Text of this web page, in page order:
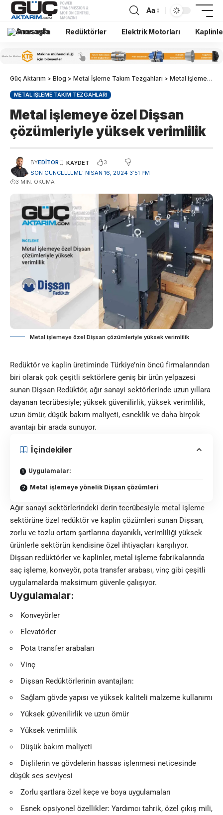
Aa
Anasayfa Redüktörler Elektrik Motorları
Güç Aktarım > Blog > Metal İşleme Takım Tezgahları > Metal işlemeye özel Dişsan çözümleriyle yüksek verimlilik
METAL İŞLEME TAKIM TEZGAHLARI
Metal işlemeye özel Dişsan
çözümleriyle yüksek verimlilik
SON GÜNCELLEME: NISAN 16, 2024 3:51 PM
BYEDITOR 3
3 MIN. OKUMA
Metal işlemeye özel Dişsan çözümleriyle yüksek verimlilik
Redüktör ve kaplin üretiminde Türkiye’nin öncü firmalarından
biri olarak çok çeşitli sektörlere geniş bir ürün yelpazesi
sunan Dişsan Redüktör, ağır sanayi sektörlerinde uzun yıllara
dayanan tecrübesiyle; yüksek güvenilirlik, yüksek verimlilik,
uzun ömür, düşük bakım maliyeti, esneklik ve daha birçok
avantajı bir arada sunuyor.
İçindekiler
Uygulamalar:
Metal işlemeye yönelik Dişsan çözümleri
Ağır sanayi sektörlerindeki derin tecrübesiyle metal işleme
sektörüne özel redüktör ve kaplin çözümleri sunan Dişsan,
zorlu ve tozlu ortam şartlarına dayanıklı, verimliliği yüksek
ürünlerle sektörün kendisine özel ihtiyaçları karşılıyor.
Dişsan redüktörler ve kaplinler, metal işleme fabrikalarında
saç işleme, konveyör, pota transfer arabası, vinç gibi çeşitli
uygulamalarda maksimum güvenle çalışıyor.
Uygulamalar:
Konveyörler
Elevatörler
Pota transfer arabaları
Vinç
Dişsan Redüktörlerinin avantajları:
Sağlam gövde yapısı ve yüksek kaliteli malzeme kullanımı
Yüksek güvenilirlik ve uzun ömür
Yüksek verimlilik
Düşük bakım maliyeti
Dişlilerin ve gövdelerin hassas işlenmesi neticesinde
düşük ses seviyesi
Zorlu şartlara özel keçe ve boya uygulamaları
Esnek opsiyonel özellikler: Yardımcı tahrik, özel çıkış mili,